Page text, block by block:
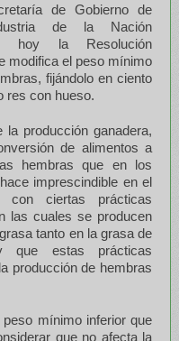
de Gobierno de
de la Nación
hoy la Resolución
modifica el peso mínimo
fijándolo en ciento
res con hueso.
la producción ganadera,
de alimentos a
hembras que en los
imprescindible en el
con ciertas prácticas
las cuales se producen
tanto en la grasa de
que estas prácticas
producción de hembras
mínimo inferior que
que no afecta la